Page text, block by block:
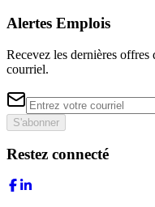
Alertes Emplois
Recevez les dernières
courriel.
S'abonner
Restez connecté